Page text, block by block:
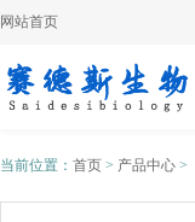
网站首页
当前位置： 首页 > 产品中心 >